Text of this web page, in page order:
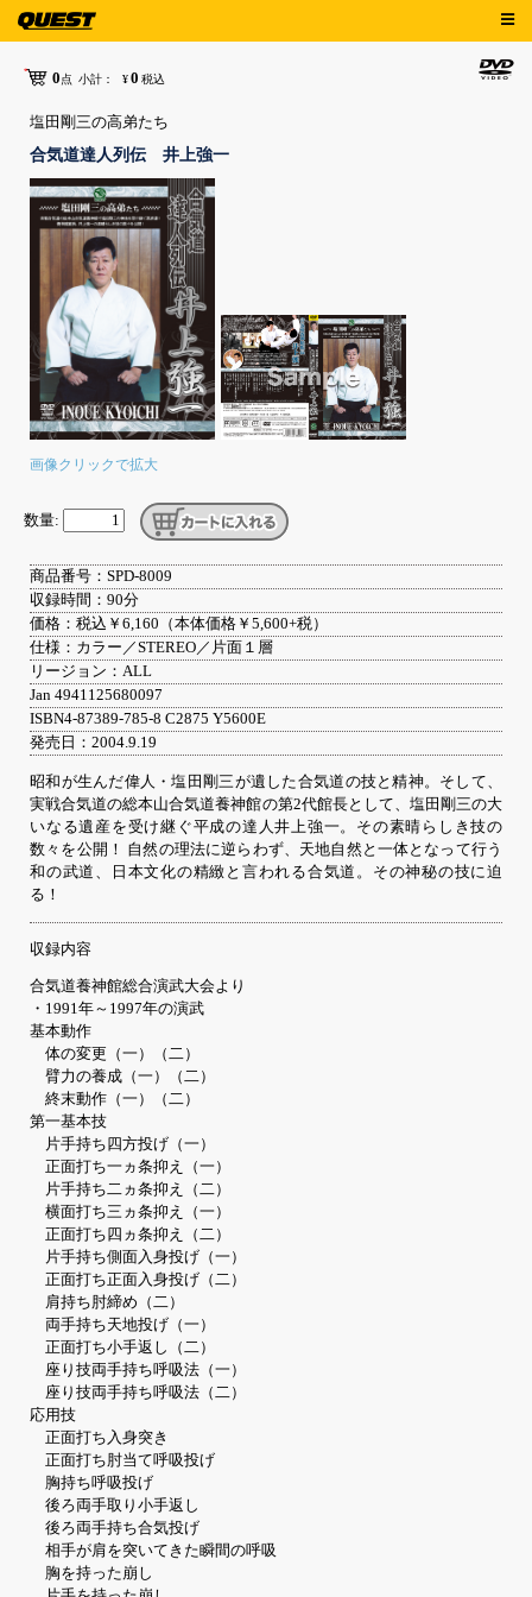
0点 小計： ¥0 税込
塩田剛三の高弟たち
合気道達人列伝 井上強一
画像クリックで拡大
数量:
商品番号：SPD-8009
収録時間：90分
価格：税込￥6,160（本体価格￥5,600+税）
仕様：カラー／STEREO／片面１層
リージョン：ALL
Jan 4941125680097
ISBN4-87389-785-8 C2875 Y5600E
発売日：2004.9.19
昭和が生んだ偉人・塩田剛三が遺した合気道の技と精神。そして、
実戦合気道の総本山合気道養神館の第2代館長として、塩田剛三の大
いなる遺産を受け継ぐ平成の達人井上強一。その素晴らしき技の
数々を公開！ 自然の理法に逆らわず、天地自然と一体となって行う
和の武道、日本文化の精緻と言われる合気道。その神秘の技に迫
る！
収録内容
合気道養神館総合演武大会より
・1991年～1997年の演武
基本動作
体の変更（一）（二）
臂力の養成（一）（二）
終末動作（一）（二）
第一基本技
片手持ち四方投げ（一）
正面打ち一ヵ条抑え（一）
片手持ち二ヵ条抑え（二）
横面打ち三ヵ条抑え（一）
正面打ち四ヵ条抑え（二）
片手持ち側面入身投げ（一）
正面打ち正面入身投げ（二）
肩持ち肘締め（二）
両手持ち天地投げ（一）
正面打ち小手返し（二）
座り技両手持ち呼吸法（一）
座り技両手持ち呼吸法（二）
応用技
正面打ち入身突き
正面打ち肘当て呼吸投げ
胸持ち呼吸投げ
後ろ両手取り小手返し
後ろ両手持ち合気投げ
相手が肩を突いてきた瞬間の呼吸
胸を持った崩し